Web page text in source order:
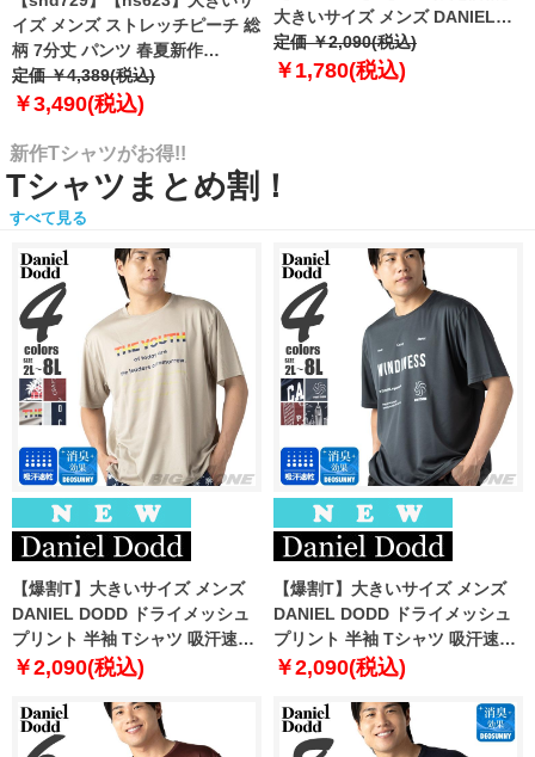
イズ メンズ ストレッチピーチ 総
柄 7分丈 パンツ 春夏新作
302249az 【fre】
定価 ￥4,389(税込)
￥3,490(税込)
大きいサイズ メンズ DANIEL
DODD 吸汗速乾 前開き ボクサー
パンツ カラーステッチ ボクサー
定価 ￥2,090(税込)
￥1,780(税込)
新作Tシャツがお得!!
Tシャツまとめ割！
すべて見る
【爆割T】大きいサイズ メンズ
DANIEL DODD ドライメッシュ
プリント 半袖 Tシャツ 吸汗速乾
春夏新作 tjt-2602dry3 【fre】
￥2,090(税込)
【爆割T】大きいサイズ メンズ
DANIEL DODD ドライメッシュ
プリント 半袖 Tシャツ 吸汗速乾
春夏新作 tjt-2602dry4 【fre】
￥2,090(税込)